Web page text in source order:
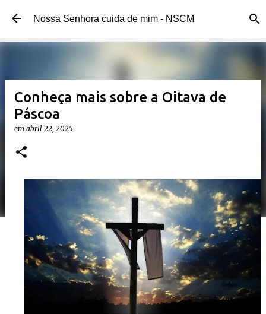
Pular para o conteúdo principal
Nossa Senhora cuida de mim - NSCM
Conheça mais sobre a Oitava de
Páscoa
em abril 22, 2025